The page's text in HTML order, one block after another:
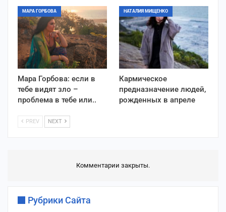
МАРА ГОРБОВА
Мара Горбова: если в
тебе видят зло –
проблема в тебе или..
НАТАЛИЯ МИЩЕНКО
Кармическое
предназначение людей,
рожденных в апреле
PREV NEXT
Комментарии закрыты.
Рубрики Сайта